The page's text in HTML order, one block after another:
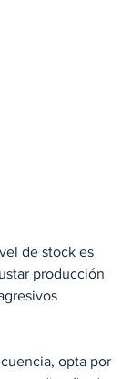
de stock es
producción
opta por